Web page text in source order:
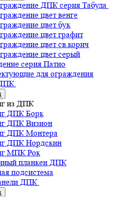
ДПК серия Табула
цвет венге
цвет бук
цвет графит
цвет св.корич
цвет серый
серия Патио
для ограждения
из ДПК
ДПК Борк
ДПК Визион
ДПК Монтера
ДПК Нордскин
МПК Рок
планкен ДПК
подсистема
ДПК